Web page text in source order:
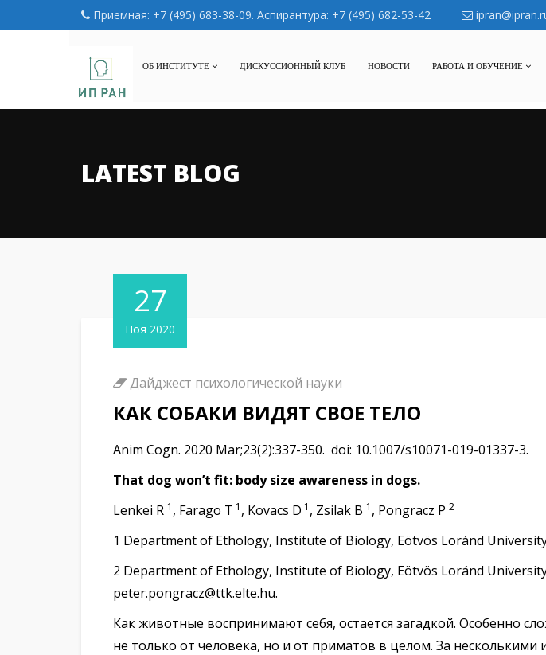
Приемная: +7 (495) 683-38-09. Аспирантура: +7 (495) 682-53-42
ОБ ИНСТИТУТЕ ДИСКУССИОННЫЙ КЛУБ НОВОСТИ РАБОТА И ОБУЧЕНИЕ
LATEST BLOG
27
Ноя 2020
Дайджест психологической науки
КАК СОБАКИ ВИДЯТ СВОЕ ТЕЛО
Anim Cogn. 2020 Mar;23(2):337-350. doi: 10.1007/s10071-019-01337-3.
That dog won’t fit: body size awareness in dogs.
Lenkei R 1 , Farago T 1 , Kovacs D 1 , Zsilak B 1 , Pongracz P 2
1 Department of Ethology, Institute of Biology, Eötvös Loránd
2 Department of Ethology, Institute of Biology, Eötvös Loránd
peter.pongracz@ttk.elte.hu.
Как животные воспринимают себя, остается загадкой. Особенно
не только от человека, но и от приматов в целом. За